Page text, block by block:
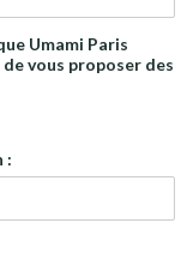
Umami Paris
vous proposer des
: